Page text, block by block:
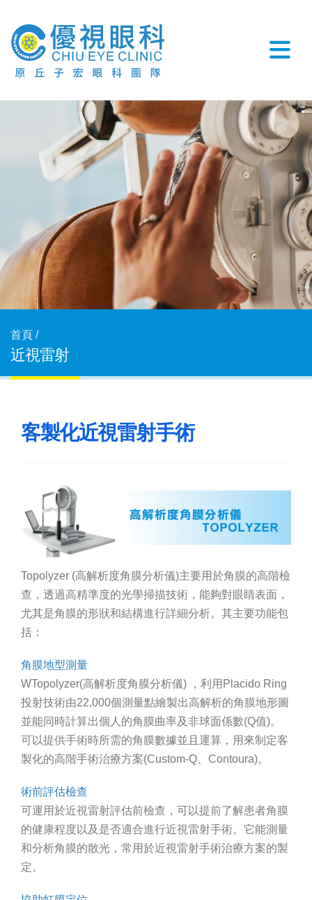
近視雷射
首頁 /
客製化近視雷射手術
Topolyzer (高解析度角膜分析儀)主要用於角膜的高階檢
查，透過高精準度的光學掃描技術，能夠對眼睛表面，
尤其是角膜的形狀和結構進行詳細分析。其主要功能包
括：
角膜地型測量
WTopolyzer(高解析度角膜分析儀) ，利用Placido Ring
投射技術由22,000個測量點繪製出高解析的角膜地形圖
並能同時計算出個人的角膜曲率及非球面係數(Q值)。
可以提供手術時所需的角膜數據並且運算，用來制定客
製化的高階手術治療方案(Custom-Q、Contoura)。
術前評估檢查
可運用於近視雷射評估前檢查，可以提前了解患者角膜
的健康程度以及是否適合進行近視雷射手術。它能測量
和分析角膜的散光，常用於近視雷射手術治療方案的製
定。